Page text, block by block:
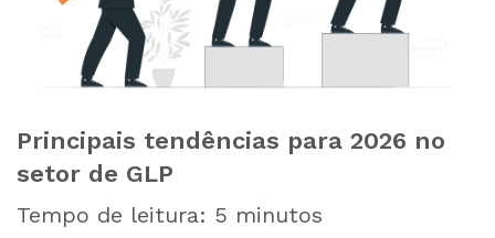
Principais tendências para 2026 no
setor de GLP
Tempo de leitura: 5 minutos